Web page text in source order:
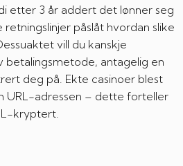
etter 3 år addert det lønner seg
retningslinjer påslåt hvordan slike
vill du kanskje
betalingsmetode, antagelig en
deg på. Ekte casinoer blest
URL-adressen – dette forteller
kryptert.